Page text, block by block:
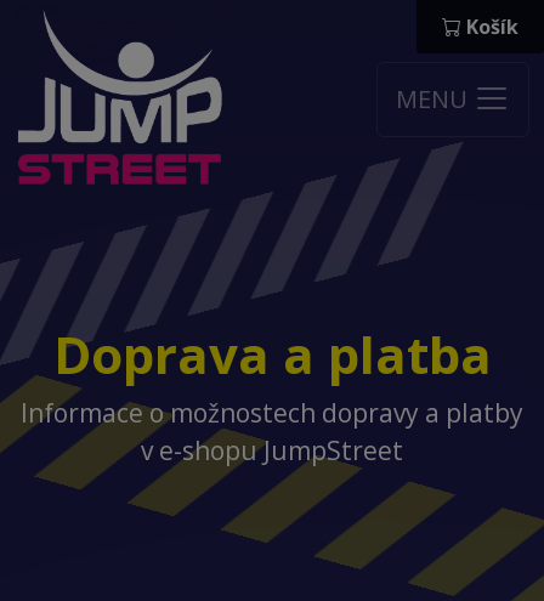
MENU
Košík
Doprava a platba
Informace o možnostech dopravy a platby
v e-shopu JumpStreet